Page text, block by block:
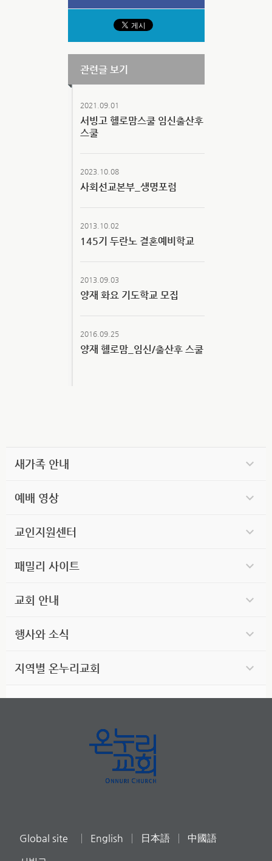
관련글 보기
2021.09.01
서빙고 헬로맘스쿨 임신출산후
스쿨
2023.10.08
사회선교본부_생명포럼
2013.10.02
145기 두란노 결혼예비학교
2013.09.03
양재 화요 기도학교 모집
2016.09.25
양재 헬로맘_임신/출산후 스쿨
새가족 안내
예배 영상
교인지원센터
패밀리 사이트
교회 안내
행사와 소식
지역별 온누리교회
Global site English 日本語 中國語